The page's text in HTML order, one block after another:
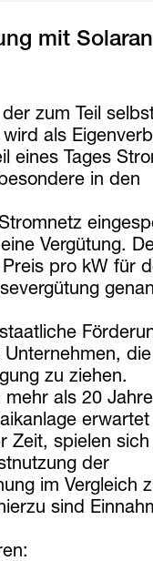
mit
zum Teil
als
eines Tages
in den
Vergütung.
pro kW für
die
zu ziehen.
als 20
erwartet
Zeit, spielen sich
der
im Vergleich
sind